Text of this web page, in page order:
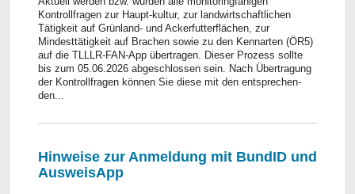
Kontrollfragen zur Haupt-kultur, zur landwirtschaftlichen
Tätigkeit auf Grünland- und Ackerfutterflächen, zur
Mindesttätigkeit auf Brachen sowie zu den Kennarten (ÖR5)
auf die TLLLR-FAN-App übertragen. Dieser Prozess sollte
bis zum 05.06.2026 abgeschlossen sein. Nach Übertragung
der Kontrollfragen können Sie diese mit den entsprechen-
den...
Hinweise zur Anmeldung mit BundID und
AusweisApp